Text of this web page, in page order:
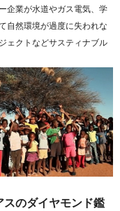
企業が水道やガス電気、学
自然環境が過度に失われな
ェクトなどサスティナブル
のダイヤモンド鑑